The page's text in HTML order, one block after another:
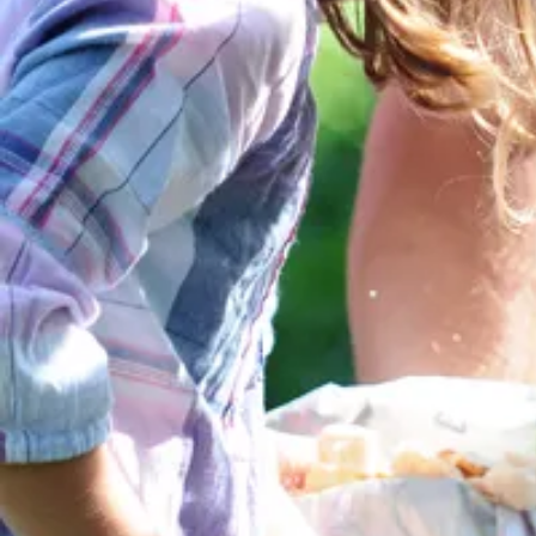
Aktivitäten im Chiemgau
Wandern & Gipfelglück
Radfahren &
Chiemsee &
Aktivitäten für die Familie
Winter
Golfen
Leben &
&
Orte